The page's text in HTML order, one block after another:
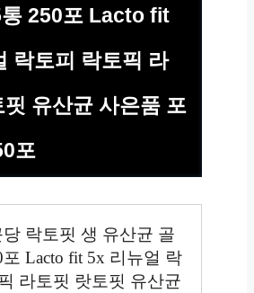
250포 Lacto fit
락토피 락토픽 라
유산균 사은품 포
포
락토핏 생 유산균 골
Lacto fit 5x 리뉴얼 락
라토핏 랏토핏 유산균